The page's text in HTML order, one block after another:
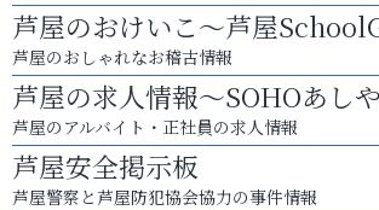
芦屋のおけいこ～芦屋
芦屋のおしゃれなお稽古情報
芦屋の求人情報～SOHOあし
芦屋のアルバイト・正社員の求人情報
芦屋安全掲示板
芦屋警察と芦屋防犯協会協力の事件情報